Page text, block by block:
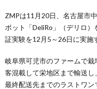
ZMPは11月20日、名古屋市
ボット「DeliRo」（デリロ
証実験を12月5～26日に実施
岐阜県可児市のファームで
客混載して栄地区まで輸送
最終配送先までのラストワン